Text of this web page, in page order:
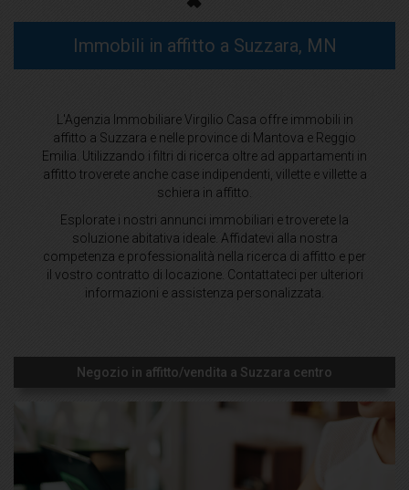
Immobili in affitto a Suzzara, MN
L'Agenzia Immobiliare Virgilio Casa offre immobili in
affitto a Suzzara e nelle province di Mantova e Reggio
Emilia. Utilizzando i filtri di ricerca oltre ad appartamenti in
affitto troverete anche case indipendenti, villette e villette a
schiera in affitto.
Esplorate i nostri annunci immobiliari e troverete la
soluzione abitativa ideale. Affidatevi alla nostra
competenza e professionalità nella ricerca di affitto e per
il vostro contratto di locazione. Contattateci per ulteriori
informazioni e assistenza personalizzata.
Negozio in affitto/vendita a Suzzara centro